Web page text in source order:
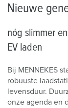
Nieuwe
nóg slimmer
EV laden
Bij MENNEKES
robuuste
levensduur.
onze agenda en